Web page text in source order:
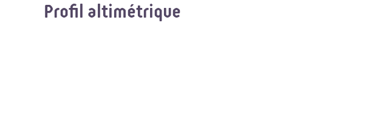
Profil altimétrique